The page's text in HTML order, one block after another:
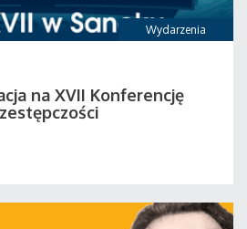
Wydarzenia
na XVII Konferencję